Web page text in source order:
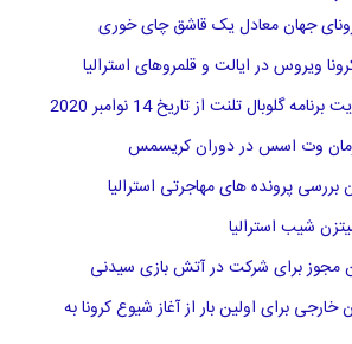
جهان معادل یک قاشق چای خوری
ویروس در ایالت و قلمروهای استرالیا
گلوبال تلنت از تاریخ 14 نوامبر 2020
وت اسس در دوران کریسمس
بررسی پرونده های مهاجرتی استرالیا
شیب استرالیا
مجوز برای شرکت در آتش بازی سیدنی
خارجی برای اولین بار از آغاز شیوع کرونا به